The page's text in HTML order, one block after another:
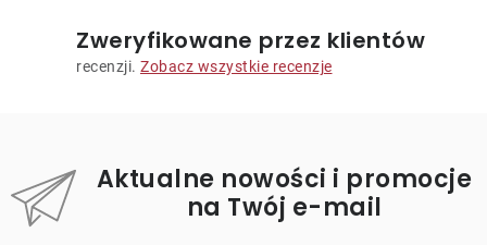
Zweryfikowane przez klientów
recenzji. Zobacz wszystkie recenzje
Aktualne nowości i promocje
na Twój e-mail